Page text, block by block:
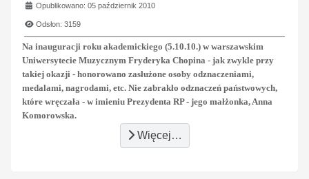
Opublikowano: 05 październik 2010
Odsłon: 3159
Na inauguracji roku akademickiego (5.10.10.) w warszawskim
Uniwersytecie Muzycznym Fryderyka Chopina - jak zwykle przy
takiej okazji - honorowano zasłużone osoby odznaczeniami,
medalami, nagrodami, etc. Nie zabrakło odznaczeń państwowych,
które wręczała - w imieniu Prezydenta RP - jego małżonka, Anna
Komorowska.
Więcej…